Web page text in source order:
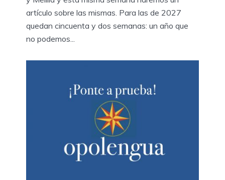
artículo sobre las mismas. Para las de 2027
quedan cincuenta y dos semanas: un año que
no podemos...